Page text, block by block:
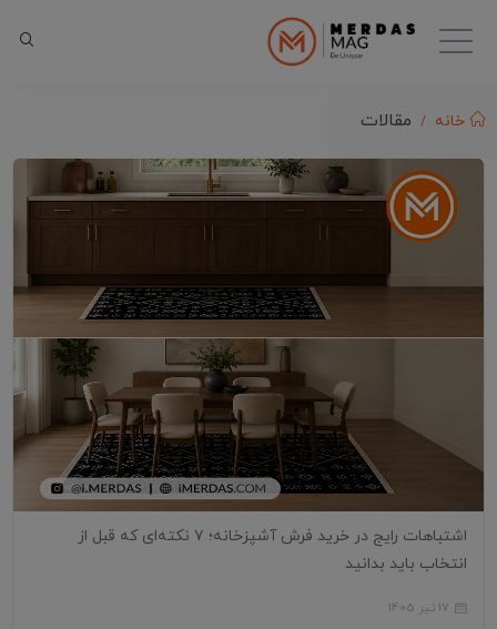
خانه مقالات
اشتباهات رایج در خرید فرش آشپزخانه؛ ۷ نکته‌ای که قبل از
انتخاب باید بدانید
17 تیر 1405